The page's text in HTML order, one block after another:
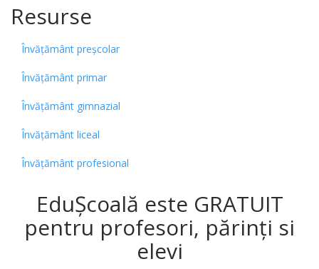
Resurse
Învățământ preșcolar
Învățământ primar
Învățământ gimnazial
Învățământ liceal
Învățământ profesional
EduȘcoală este GRATUIT
pentru profesori, părinți si
elevi